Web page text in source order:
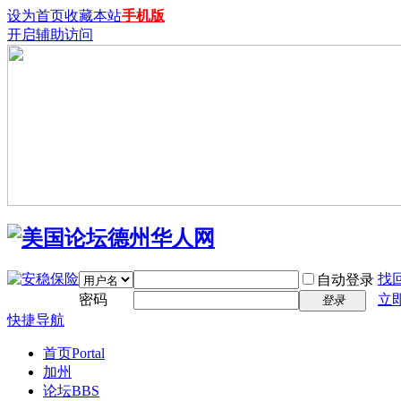
设为首页收藏本站手机版
开启辅助访问
自动登录 找
密码
登录
立
快捷导航
首页Portal
加州
论坛BBS